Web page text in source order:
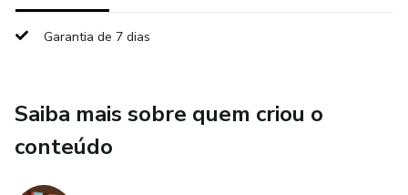
Garantia de 7 dias
Saiba mais sobre quem criou o
conteúdo